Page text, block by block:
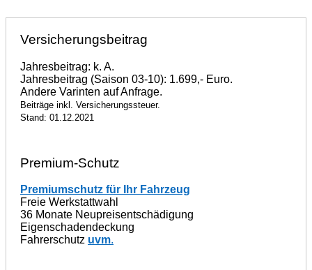
Versicherungsbeitrag
Jahresbeitrag: k. A.
Jahresbeitrag (Saison 03-10): 1.699,- Euro.
Andere Varinten auf Anfrage.
Beiträge inkl. Versicherungssteuer.
Stand: 01.12.2021
Premium-Schutz
Premiumschutz für Ihr Fahrzeug
Freie Werkstattwahl
36 Monate Neupreisentschädigung
Eigenschadendeckung
Fahrerschutz uvm.